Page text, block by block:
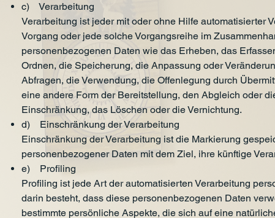
c) Verarbeitung
Verarbeitung ist jeder mit oder ohne Hilfe automatisierter
Vorgang oder jede solche Vorgangsreihe im
personenbezogenen Daten wie das Erheben, das
Ordnen, die Speicherung, die Anpassung oder
Abfragen, die Verwendung, die Offenlegung durch
eine andere Form der Bereitstellung, den Abgleich oder
Einschränkung, das Löschen oder die Vernichtung.
d) Einschränkung der Verarbeitung
Einschränkung der Verarbeitung ist die Markierung
personenbezogener Daten mit dem Ziel, ihre künftige
e) Profiling
Profiling ist jede Art der automatisierten Verarbeitung
darin besteht, dass diese personenbezogenen Daten
bestimmte persönliche Aspekte, die sich auf eine